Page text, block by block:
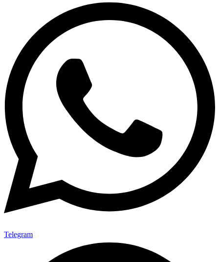
Telegram